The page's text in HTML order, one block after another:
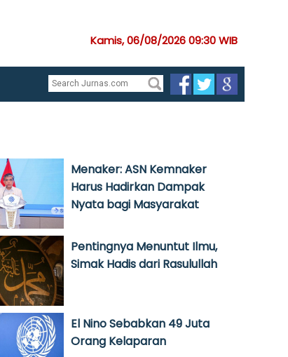
Kamis, 06/08/2026 09:30 WIB
Menaker: ASN Kemnaker
Harus Hadirkan Dampak
Nyata bagi Masyarakat
Pentingnya Menuntut Ilmu,
Simak Hadis dari Rasulullah
El Nino Sebabkan 49 Juta
Orang Kelaparan